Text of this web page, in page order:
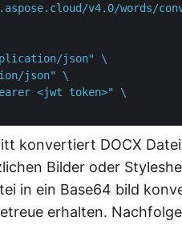
v4.0/words/
json" \
json" \
<jwt token>" \
konvertiert DOCX
Bilder oder
in ein Base64 bild
erhalten.